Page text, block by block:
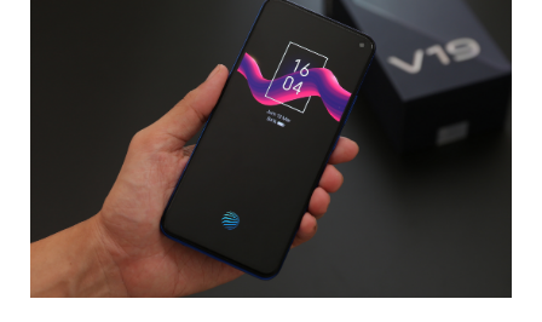
Indonesia | Pilih negara/wilayah